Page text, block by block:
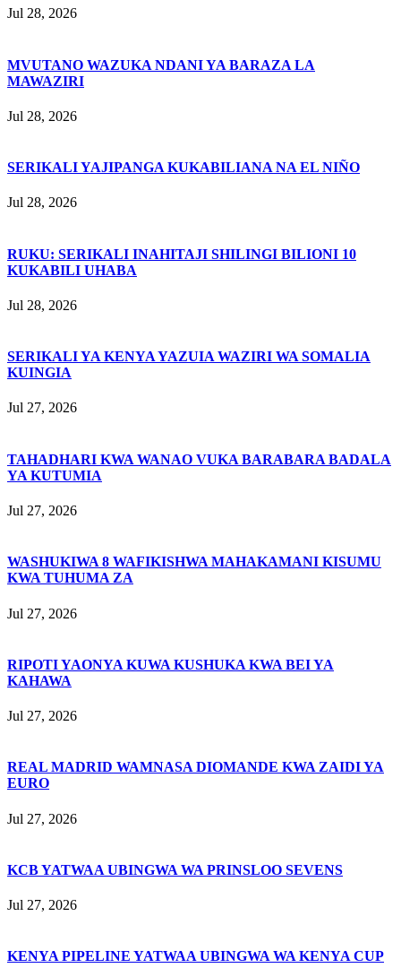
Jul 28, 2026
MVUTANO WAZUKA NDANI YA BARAZA LA
MAWAZIRI
Jul 28, 2026
SERIKALI YAJIPANGA KUKABILIANA NA EL NIÑO
Jul 28, 2026
RUKU: SERIKALI INAHITAJI SHILINGI BILIONI 10
KUKABILI UHABA
Jul 28, 2026
SERIKALI YA KENYA YAZUIA WAZIRI WA SOMALIA
KUINGIA
Jul 27, 2026
TAHADHARI KWA WANAO VUKA BARABARA BADALA
YA KUTUMIA
Jul 27, 2026
WASHUKIWA 8 WAFIKISHWA MAHAKAMANI KISUMU
KWA TUHUMA ZA
Jul 27, 2026
RIPOTI YAONYA KUWA KUSHUKA KWA BEI YA
KAHAWA
Jul 27, 2026
REAL MADRID WAMNASA DIOMANDE KWA ZAIDI YA
EURO
Jul 27, 2026
KCB YATWAA UBINGWA WA PRINSLOO SEVENS
Jul 27, 2026
KENYA PIPELINE YATWAA UBINGWA WA KENYA CUP